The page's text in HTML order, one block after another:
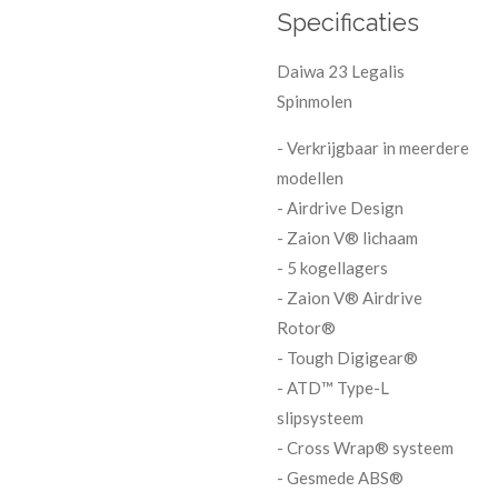
Specificaties
Daiwa 23 Legalis
Spinmolen
- Verkrijgbaar in meerdere
modellen
- Airdrive Design
- Zaion V® lichaam
- 5 kogellagers
- Zaion V® Airdrive
Rotor®
- Tough Digigear®
- ATD™ Type-L
slipsysteem
- Cross Wrap® systeem
- Gesmede ABS®